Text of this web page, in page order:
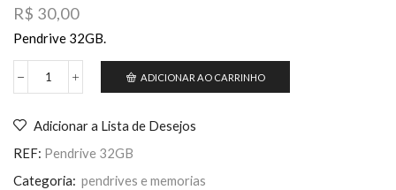
R$ 30,00
Pendrive 32GB.
Pendrive
ADICIONAR AO CARRINHO
Adicionar a Lista de Desejos
REF: Pendrive 32GB
Categoria: pendrives e memorias